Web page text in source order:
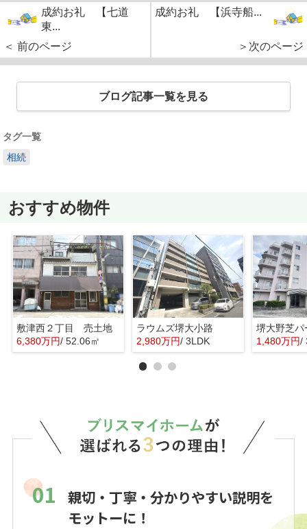
成約お礼 【七道
東...
＜ 前のページ
成約お礼 【浜寺船...
＞次のページ
ブログ記事一覧を見る
タグ一覧
相続
おすすめ物件
敷津西２丁目 売土地
6,380万円/ 52.06㎡
ラウムズ堺大小路
2,980万円/ 3LDK 1,480万円/
01
親切・丁寧・分かりやすい説明を
モットーに！